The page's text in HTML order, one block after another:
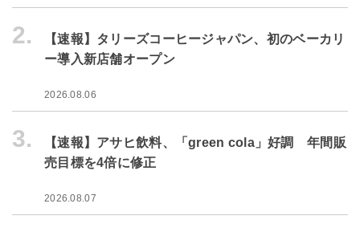
2.
【速報】タリーズコーヒージャパン、初のベーカリ
ー導入新店舗オープン
2026.08.06
3.
【速報】アサヒ飲料、「green cola」好調 年間販
売目標を4倍に修正
2026.08.07